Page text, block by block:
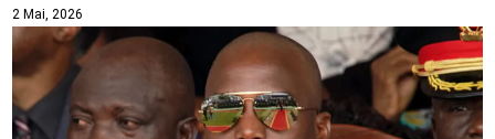
2 Mai, 2026